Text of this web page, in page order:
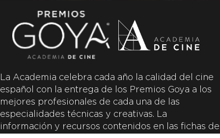
La Academia celebra cada año la calidad del cine
español con la entrega de los Premios Goya a los
mejores profesionales de cada una de las
especialidades técnicas y creativas. La
información y recursos contenidos en las fichas de